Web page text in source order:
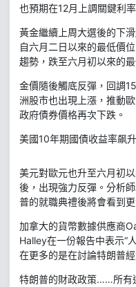
也預期在12月上調關鍵利率
黃金繼續上周大選後的下
自六月二日以來的最低價
趨勢，跌至六月初以來的
金價隨後觸底反彈，回調
洲股市也出現上漲，推動
政府債券價格再次下跌。
美國10年期國債收益率飙
美元對歐元也升至六月初
後，出現強力反彈。分析
普的就職典禮後將會看到
加拿大的貨幣數據供應商
Halley在一份報告中表示“
在更多的是在討論特朗普經
特朗普的財政政策……所有